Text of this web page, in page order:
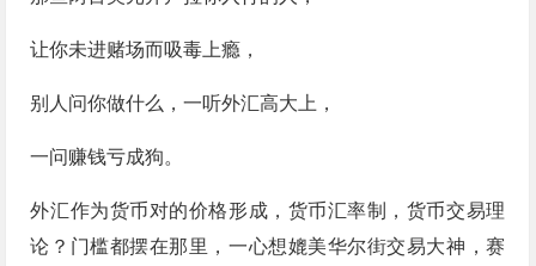
让你未进赌场而吸毒上瘾，
别人问你做什么，一听外汇高大上，
一问赚钱亏成狗。
外汇作为货币对的价格形成，货币汇率制，货币交易理
论？门槛都摆在那里，一心想媲美华尔街交易大神，赛